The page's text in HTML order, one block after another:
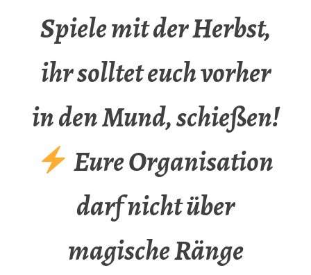
Spiele mit der Herbst,
ihr solltet euch vorher
in den Mund, schießen!
Eure Organisation
darf nicht über
magische Ränge